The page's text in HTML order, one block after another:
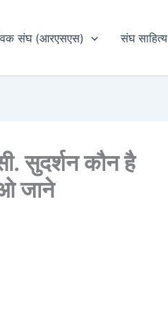
संघ (आरएसएस) संघ साहित्य
सुदर्शन कौन है
जाने